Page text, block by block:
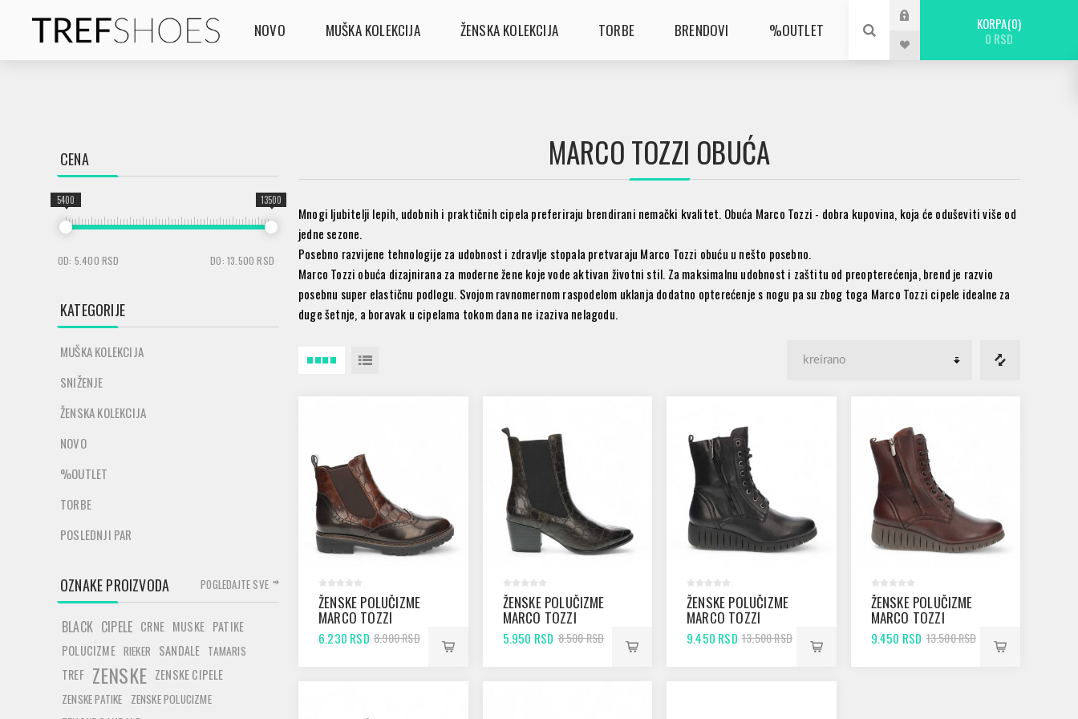
NOVO MUŠKA KOLEKCIJA ŽENSKA KOLEKCIJA TORBE BRENDOVI %OUTLET KORPA 0
0 RSD
MARCO TOZZI OBUĆA
Mnogi ljubitelji lepih, udobnih i praktičnih cipela preferiraju brendirani nemački kvalitet. Obuća Marco Tozzi - dobra kupovina, koja će oduševiti više od
jedne sezone.
Posebno razvijene tehnologije za udobnost i zdravlje stopala pretvaraju Marco Tozzi obuću u nešto posebno.
Marco Tozzi obuća dizajnirana za moderne žene koje vode aktivan životni stil. Za maksimalnu udobnost i zaštitu od preopterećenja, brend je razvio
posebnu super elastičnu podlogu. Svojom ravnomernom raspodelom uklanja dodatno opterećenje s nogu pa su zbog toga Marco Tozzi cipele idealne za
duge šetnje, a boravak u cipelama tokom dana ne izaziva nelagodu.
ŽENSKE POLUČIZME
MARCO TOZZI
25433 COGNAC
STR. COMB
6.230 RSD 8.900 RSD
ŽENSKE POLUČIZME
MARCO TOZZI
25041 KHAKI STR.
5.950 RSD 8.500 RSD
ŽENSKE POLUČIZME
MARCO TOZZI
25235 BLACK ANTIC
9.450 RSD 13.500 RSD
ŽENSKE POLUČIZME
MARCO TOZZI
25235 CAFFE ANTIC
9.450 RSD 13.500 RSD
CENA
OD: 5.400 RSD DO: 13.500 RSD
5400 13500
KATEGORIJE
MUŠKA KOLEKCIJA
SNIŽENJE
ŽENSKA KOLEKCIJA
NOVO
%OUTLET
TORBE
POSLEDNJI PAR
OZNAKE PROIZVODA
BLACK CIPELE CRNE MUSKE PATIKE
POLUCIZME RIEKER SANDALE TAMARIS
TREF ZENSKE ZENSKE CIPELE
ZENSKE PATIKE ZENSKE POLUCIZME
POGLEDAJTE SVE